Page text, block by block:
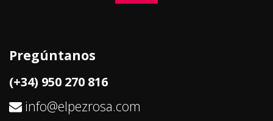
Pregúntanos
(+34) 950 270 816
info@elpezrosa.com